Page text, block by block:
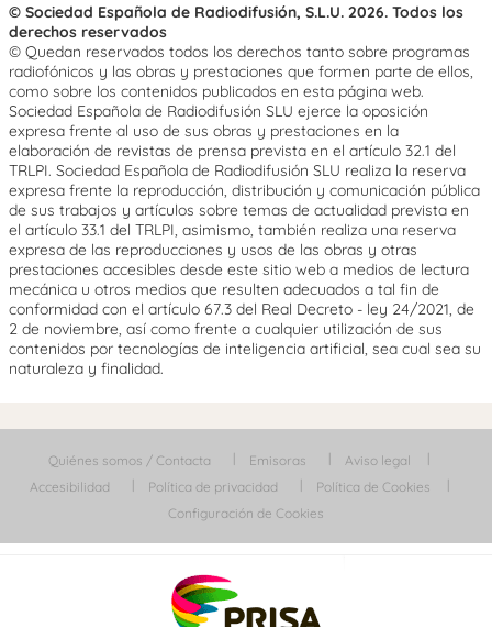
© Sociedad Española de Radiodifusión, S.L.U. 2026. Todos los
derechos reservados
© Quedan reservados todos los derechos tanto sobre programas
radiofónicos y las obras y prestaciones que formen parte de ellos,
como sobre los contenidos publicados en esta página web.
Sociedad Española de Radiodifusión SLU ejerce la oposición
expresa frente al uso de sus obras y prestaciones en la
elaboración de revistas de prensa prevista en el artículo 32.1 del
TRLPI. Sociedad Española de Radiodifusión SLU realiza la reserva
expresa frente la reproducción, distribución y comunicación pública
de sus trabajos y artículos sobre temas de actualidad prevista en
el artículo 33.1 del TRLPI, asimismo, también realiza una reserva
expresa de las reproducciones y usos de las obras y otras
prestaciones accesibles desde este sitio web a medios de lectura
mecánica u otros medios que resulten adecuados a tal fin de
conformidad con el artículo 67.3 del Real Decreto - ley 24/2021, de
2 de noviembre, así como frente a cualquier utilización de sus
contenidos por tecnologías de inteligencia artificial, sea cual sea su
naturaleza y finalidad.
Quiénes somos / Contacta Emisoras
Aviso legal
Accesibilidad
Política de privacidad
Política de Cookies
Configuración de Cookies